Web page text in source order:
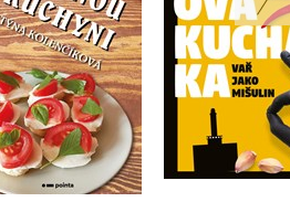
Do košíku
279 Kč
223 Kč
Do
359 Kč